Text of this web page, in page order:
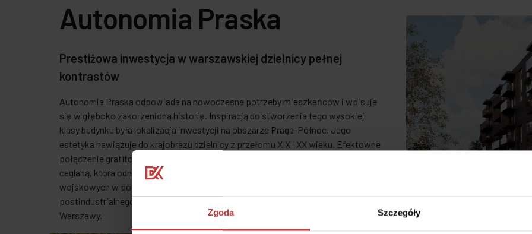
Zgoda Szczegóły
Autonomia Praska
Prestiżowa inwestycja w warszawskiej dzielnicy pełnej
kontrastów
Autonomia Praska odpowiada na nowoczesne potrzeby mieszkańców i wpisuje
się w głęboko zakorzenioną historię. Inspiracją do stworzenia tego wysokiej
klasy budynku była lokalizacja inwestycji na obszarze Praga-Północ. Jego
estetyka nawiązuje do krajobrazu dzielnicy z przełomu XIX i XX wieku. Efektowne
połączenie grafitowej okładziny z płyt włókno-cementowych z okładziną
ceglaną, która odnosi się do praskich kamienic i historycznych koszar
wojskowych w pobliżu ul. 11 Listopada to ukłon w stronę przemysłowej estetyki i
postindustrialnego dziedzictwa – cech charakterystycznych dla tej części
Warszawy.